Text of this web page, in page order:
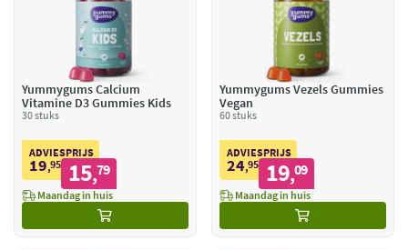
Yummygums Calcium
Vitamine D3 Gummies Kids
30 stuks
ADVIESPRIJS
19,95 15,79
Maandag in huis
Yummygums Vezels Gummies
Vegan
60 stuks
ADVIESPRIJS
24,95 19,09
Maandag in huis